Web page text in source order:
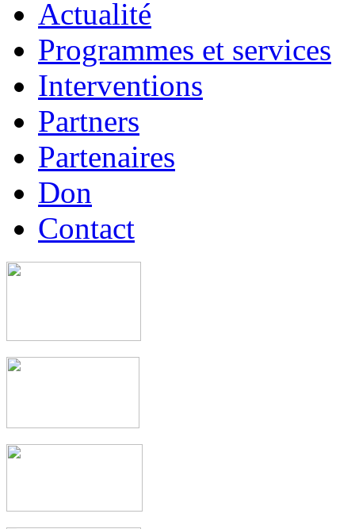
Actualité
Programmes et services
Interventions
Partners
Partenaires
Don
Contact